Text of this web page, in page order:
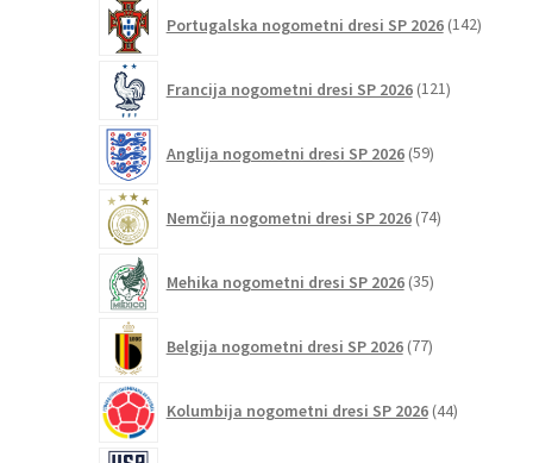
Portugalska nogometni dresi SP 2026 142
Francija nogometni dresi SP 2026 121izdelkov
Anglija nogometni dresi SP 2026 59izdelkov
Nemčija nogometni dresi SP 2026 74izdelkov
Mehika nogometni dresi SP 2026 35izdelkov
Belgija nogometni dresi SP 2026 77izdelkov
Kolumbija nogometni dresi SP 2026 44izdelkov